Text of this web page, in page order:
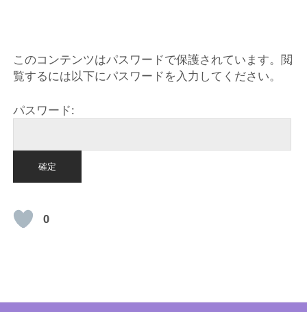
このコンテンツはパスワードで保護されています。閲
覧するには以下にパスワードを入力してください。
パスワード:
0